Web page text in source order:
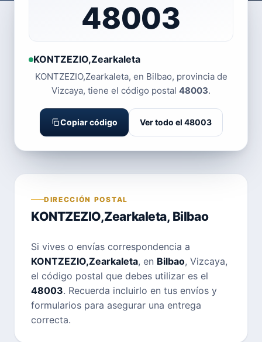
48003
KONTZEZIO,Zearkaleta
KONTZEZIO,Zearkaleta, en Bilbao, provincia de
Vizcaya, tiene el código postal 48003.
Copiar código Ver todo el 48003
DIRECCIÓN POSTAL
KONTZEZIO,Zearkaleta, Bilbao
Si vives o envías correspondencia a
KONTZEZIO,Zearkaleta, en Bilbao, Vizcaya,
el código postal que debes utilizar es el
48003. Recuerda incluirlo en tus envíos y
formularios para asegurar una entrega
correcta.